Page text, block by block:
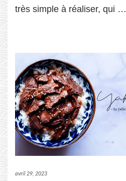
très simple à réaliser, qui …
avril 29, 2023